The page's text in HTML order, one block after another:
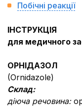
Побічні реакції
ІНСТРУКЦІЯ
для медичного
ОРНІДАЗОЛ
(Ornidazole)
Склад:
діюча речовина: